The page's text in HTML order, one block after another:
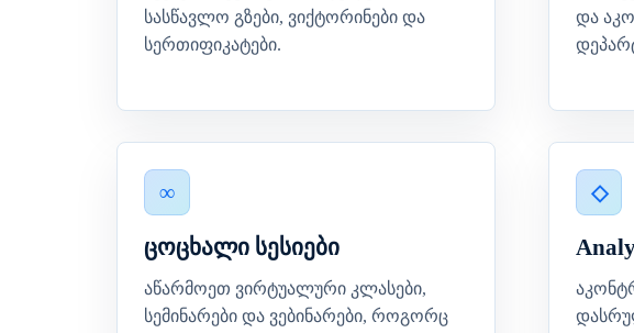
სასწავლო გზები, ვიქტორინები და
სერთიფიკატები.
და
ცოცხალი სესიები
აწარმოეთ ვირტუალური კლასები,
სემინარები და ვებინარები, როგორც